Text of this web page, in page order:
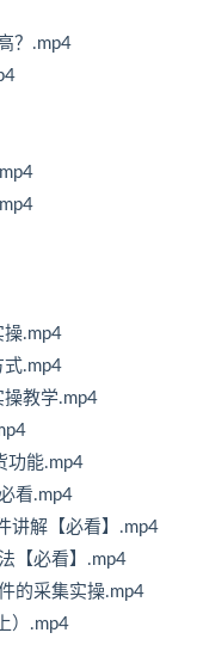
？.mp4
操.mp4
.mp4
教学.mp4
功能.mp4
看.mp4
讲解【必看】.mp4
【必看】.mp4
的采集实操.mp4
）.mp4